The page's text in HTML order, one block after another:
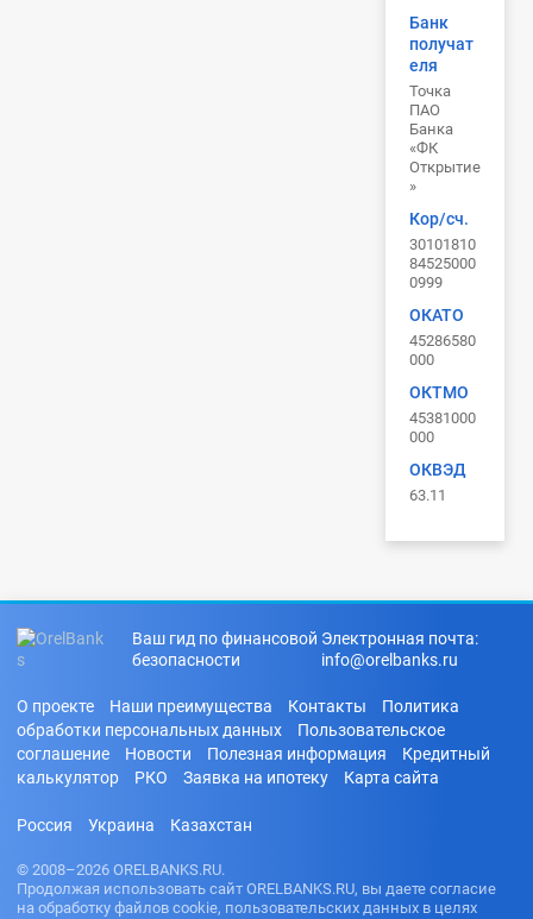
Банк
получат
еля
Точка
ПАО
Банка
«ФК
Открытие
»
Кор/сч.
30101810
84525000
0999
ОКАТО
45286580
000
ОКТМО
45381000
000
ОКВЭД
63.11
Ваш гид по финансовой
безопасности
Электронная почта:
info@orelbanks.ru
О проекте Наши преимущества Контакты
Политика
обработки персональных данных
Пользовательское
соглашение
Новости Полезная информация
Кредитный
калькулятор
РКО Заявка на ипотеку Карта сайта
Россия Украина Казахстан
© 2008–2026 ORELBANKS.RU.
Продолжая использовать сайт ORELBANKS.RU, вы даете согласие
на обработку файлов cookie, пользовательских данных в целях